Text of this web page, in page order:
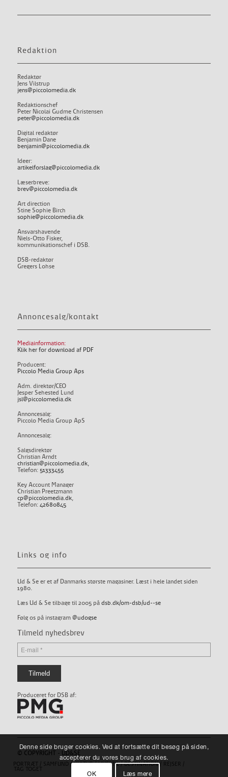
Redaktion
Redaktør
Jens Vilstrup
jens@piccolomedia.dk
Redaktionschef
Peter Nicolai Gudme Christensen
peter@piccolomedia.dk
Digital redaktør
Benjamin Dane
benjamin@piccolomedia.dk
Ideer:
artikelforslag@piccolomedia.dk
Læserbreve:
brev@piccolomedia.dk
Art direction
Stine Sophie Birch
sophie@piccolomedia.dk
Ansvarshavende
Niels-Otto Fisker,
kommunikationschef i DSB.
DSB-redaktør
Gregers Lohse
Annoncesalg/kontakt
Mediainformation:
Klik her for download af PDF
Producent:
Piccolo Media Group Aps
Adm. direktør/CEO
Jesper Sehested Lund
jsl@piccolomedia.dk
Annoncesalg:
Piccolo Media Group ApS
Annoncesalg:
Salgsdirektør
Christian Arndt
christian@piccolomedia.dk,
Telefon: 51333455
Key Account Manager
Christian Preetzmann
cp@piccolomedia.dk,
Telefon: 42680845
Links og info
Ud & Se er et af Danmarks største magasiner. Læst i hele landet siden
1980.
Læs Ud & Se tilbage til 2005 på dsb.dk/om-dsb/ud--se
Følg os på instagram @udogse
Tilmeld nyhedsbrev
Produceret for DSB af:
© COPYRIGHT - UD&SE
PORTRÆT
SAMFUND KULTUR LIVSSTIL DESTINATION REJSER
TAG TOGET
Denne side bruger cookies. Ved at fortsætte dit besøg på siden,
accepterer du vores brug af cookies.
OK Læs mere